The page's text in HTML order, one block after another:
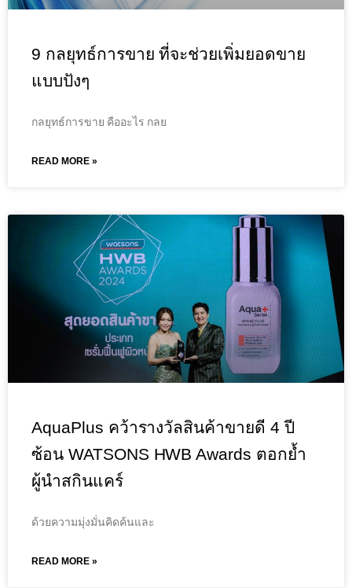
9 กลยุทธ์การขาย ที่จะช่วยเพิ่มยอดขาย
แบบปังๆ
กลยุทธ์การขาย คืออะไร กลย
READ MORE »
AquaPlus คว้ารางวัลสินค้าขายดี 4 ปี
ซ้อน WATSONS HWB Awards ตอกย้ำ
ผู้นำสกินแคร์
ด้วยความมุ่งมั่นคิดค้นและ
READ MORE »